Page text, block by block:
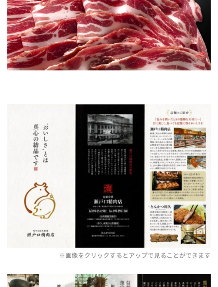
※画像をクリックするとアップで見ることができます